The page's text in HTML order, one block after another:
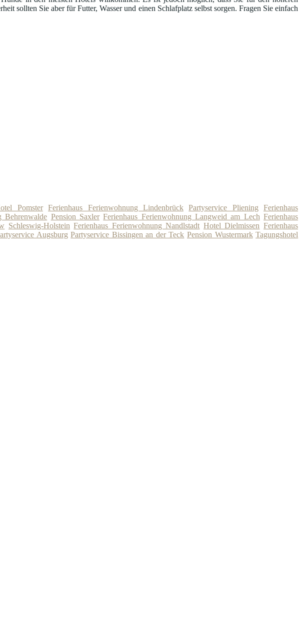
sollten Sie aber für Futter, Wasser und einen Schlafplatz selbst sorgen. Fragen Sie einfach
Pomster Ferienhaus Ferienwohnung Lindenbrück Partyservice Pliening
Ferienhaus
Behrenwalde Pension Saxler Ferienhaus Ferienwohnung Langweid am Lech Ferienhaus
Schleswig-Holstein Ferienhaus Ferienwohnung Nandlstadt Hotel Dielmissen Ferienhaus
Augsburg Partyservice Bissingen an der Teck Pension Wustermark Tagungshotel